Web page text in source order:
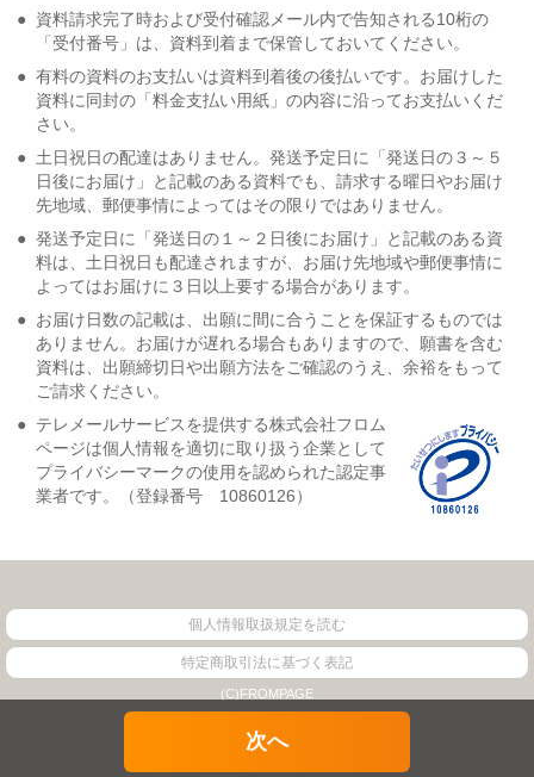
● 資料請求完了時および受付確認メール内で告知される10桁の
「受付番号」は、資料到着まで保管しておいてください。
● 有料の資料のお支払いは資料到着後の後払いです。お届けした
資料に同封の「料金支払い用紙」の内容に沿ってお支払いくだ
さい。
● 土日祝日の配達はありません。発送予定日に「発送日の３～５
日後にお届け」と記載のある資料でも、請求する曜日やお届け
先地域、郵便事情によってはその限りではありません。
● 発送予定日に「発送日の１～２日後にお届け」と記載のある資
料は、土日祝日も配達されますが、お届け先地域や郵便事情に
よってはお届けに３日以上要する場合があります。
● お届け日数の記載は、出願に間に合うことを保証するものでは
ありません。お届けが遅れる場合もありますので、願書を含む
資料は、出願締切日や出願方法をご確認のうえ、余裕をもって
ご請求ください。
● テレメールサービスを提供する株式会社フロム
ページは個人情報を適切に取り扱う企業として
プライバシーマークの使用を認められた認定事
業者です。（登録番号 10860126）
個人情報取扱規定を読む
特定商取引法に基づく表記
(C)FROMPAGE